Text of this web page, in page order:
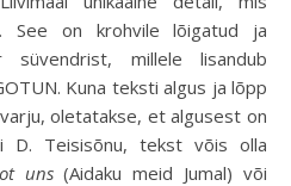
See on krohvile lõigatud ja
süvendrist, millele lisandub
Kuna teksti algus ja lõpp
oletatakse, et algusest on
Teisisõnu, tekst võis olla
uns(Aidaku meid Jumal) või